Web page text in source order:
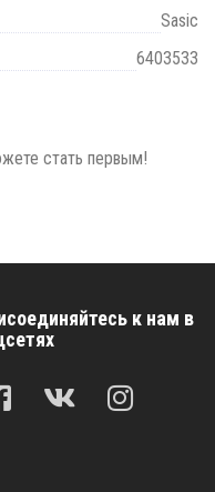
Sasic
6403533
стать первым!
к нам в